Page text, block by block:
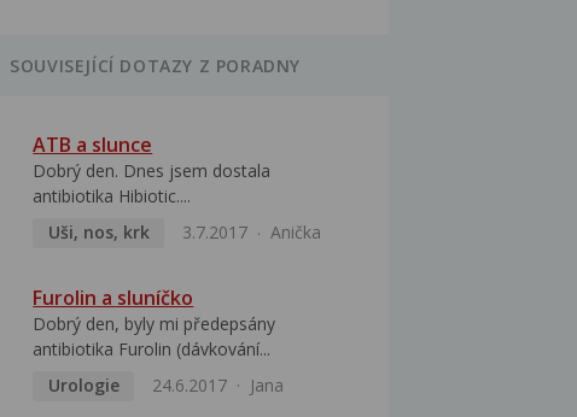
SOUVISEJÍCÍ DOTAZY Z PORADNY
ATB a slunce
Dobrý den. Dnes jsem dostala
antibiotika Hibiotic....
Uši, nos, krk
3.7.2017 Anička
Furolin a sluníčko
Dobrý den, byly mi předepsány
antibiotika Furolin (dávkování...
Urologie
24.6.2017 Jana